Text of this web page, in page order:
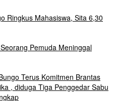
Ringkus Mahasiswa, Sita 6,30
Pemuda Meninggal
Terus Komitmen Brantas
, diduga Tiga Penggedar Sabu